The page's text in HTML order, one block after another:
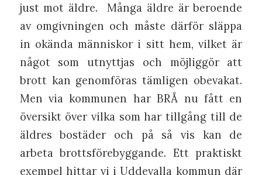
just mot äldre.
Många äldre är beroende
av omgivningen och måste därför släppa
in okända människor i sitt hem, vilket är
något som utnyttjas och möjliggör att
brott kan genomföras tämligen obevakat.
Men via kommunen har BRÅ nu fått en
översikt över vilka som har tillgång till de
äldres bostäder och på så vis kan de
arbeta brottsförebyggande. Ett praktiskt
exempel hittar vi i Uddevalla kommun där